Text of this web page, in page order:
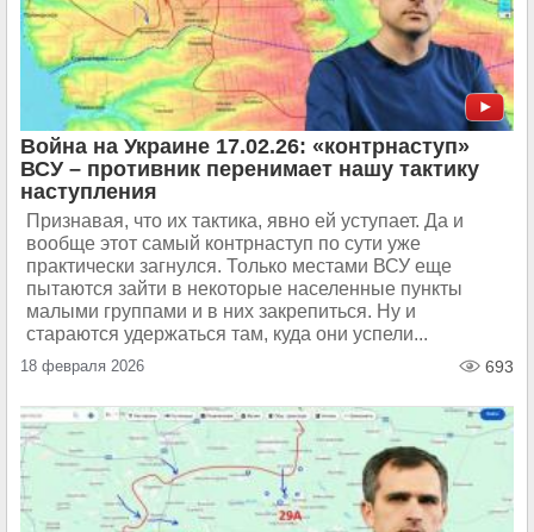
Война на Украине 17.02.26: «контрнаступ»
ВСУ – противник перенимает нашу тактику
наступления
Признавая, что их тактика, явно ей уступает. Да и
вообще этот самый контрнаступ по сути уже
практически загнулся. Только местами ВСУ еще
пытаются зайти в некоторые населенные пункты
малыми группами и в них закрепиться. Ну и
стараются удержаться там, куда они успели...
18 февраля 2026 693